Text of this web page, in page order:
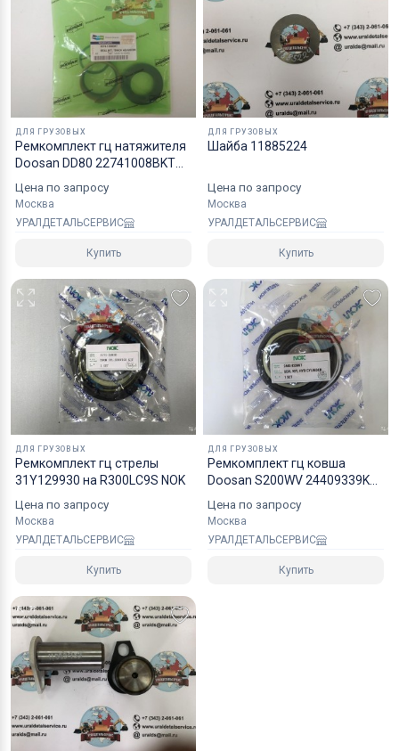
Коробки оптимального размера и с
надежным уровнем защиты.
Специалисты компании готовы взять на себя все
мероприятия по оформлению документов и
перевозке вашего заказа в любой регион РФ, в
страны СНГ, Азии и ЕС.
ДЛЯ ГРУЗОВЫХ
Ремкомплект гц натяжителя
Doosan DD80 22741008BKT
Цена по запросу
Москва
УРАЛДЕТАЛЬСЕРВИС
Купить
ДЛЯ ГРУЗОВЫХ
Шайба 11885224
Цена по запросу
Москва
УРАЛДЕТАЛЬСЕРВИС
Купить
ДЛЯ ГРУЗОВЫХ
Ремкомплект гц стрелы
31Y129930 на R300LC9S NOK
Цена по запросу
Москва
УРАЛДЕТАЛЬСЕРВИС
Купить
ДЛЯ ГРУЗОВЫХ
Ремкомплект гц ковша
Doosan S200WV 24409339KT
Цена по запросу
Москва
УРАЛДЕТАЛЬСЕРВИС
Купить